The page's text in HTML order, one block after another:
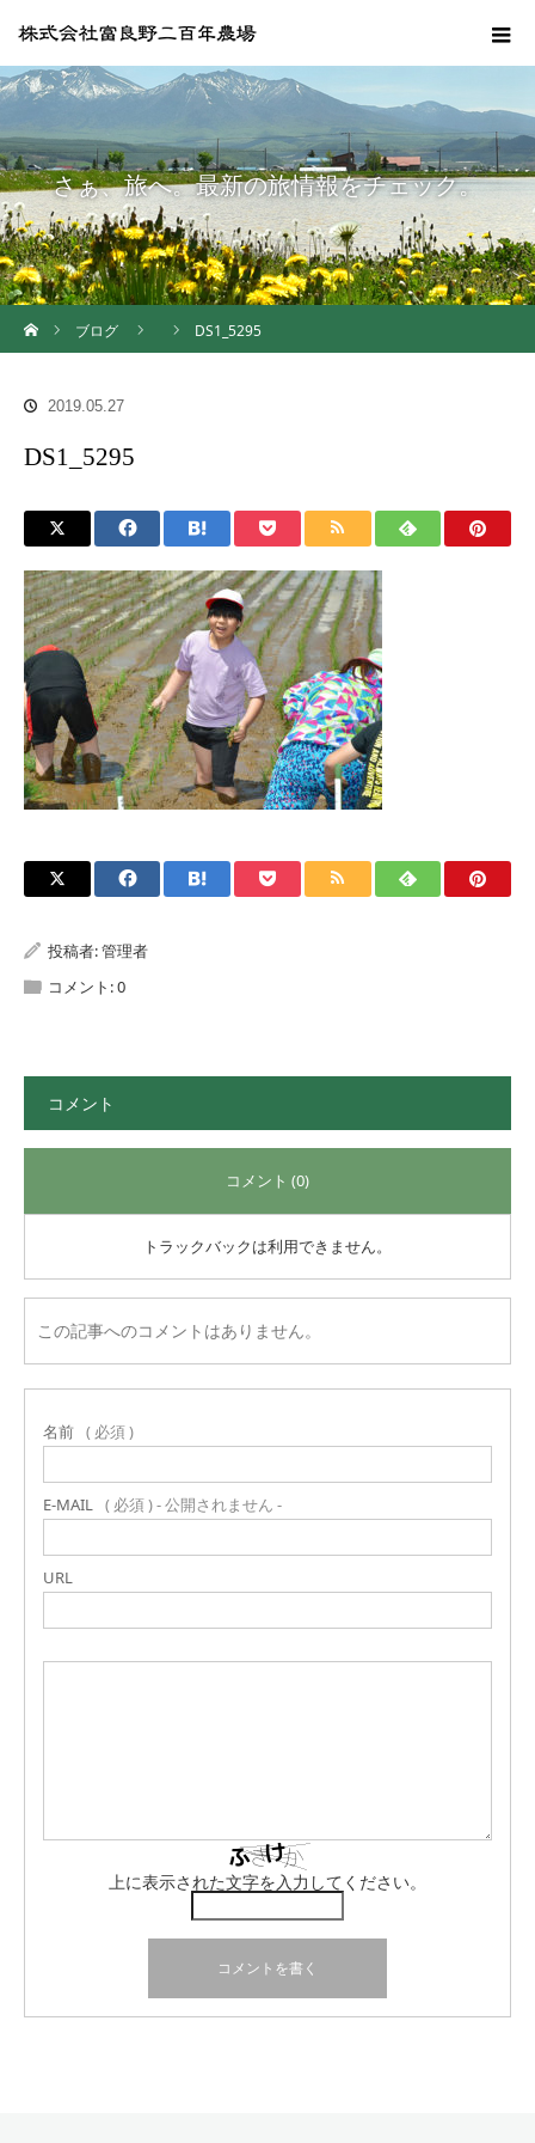
さぁ、旅へ。最新の旅情報をチェック。
ブログ
DS1_5295
2019.05.27
DS1_5295
投稿者:管理者
コメント:0
コメント
コメント (0)
トラックバックは利用できません。
この記事へのコメントはありません。
名前 ( 必須 )
E-MAIL ( 必須 ) - 公開されません -
URL
上に表示された文字を入力してください。